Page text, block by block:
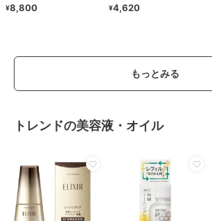
（シワ改善美容液）
¥8,800
部外品
¥4,620
もっとみる
トレンドの美容液・オイル